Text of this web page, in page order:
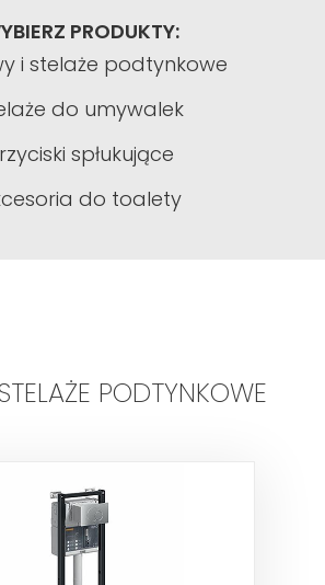
PRODUKTY:
i stelaże podtynkowe
do umywalek
spłukujące
do toalety
PODTYNKOWE